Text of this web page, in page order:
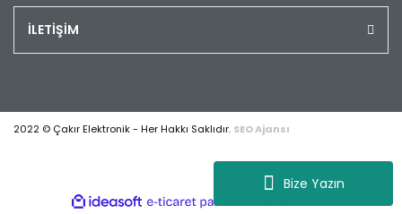
Bize Yazın
İLETİŞİM
2022 © Çakır Elektronik - Her Hakkı Saklıdır. SEO Ajansı
ideasoft